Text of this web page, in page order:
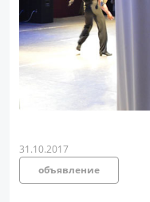
31.10.2017
объявление